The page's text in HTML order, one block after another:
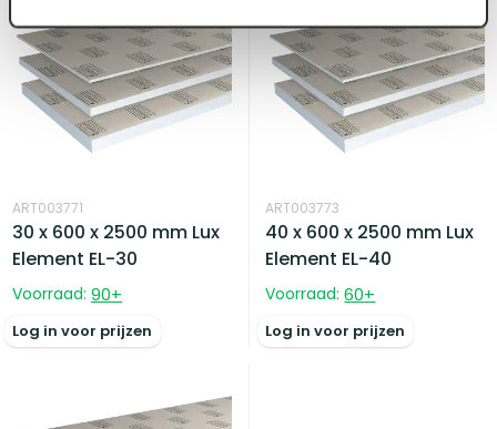
ART003771
30 x 600 x 2500 mm Lux
Element EL-30
Voorraad: 90+
Log in voor prijzen
ART003773
40 x 600 x 2500 mm Lux
Element EL-40
Voorraad: 60+
Log in voor prijzen